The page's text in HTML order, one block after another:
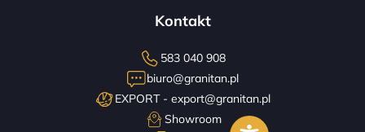
Kontakt
583 040 908
biuro@granitan.pl
EXPORT - export@granitan.pl
Showroom